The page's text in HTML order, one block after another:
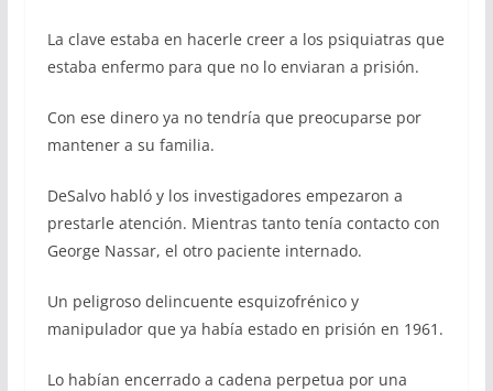
La clave estaba en hacerle creer a los psiquiatras que
estaba enfermo para que no lo enviaran a prisión.
Con ese dinero ya no tendría que preocuparse por
mantener a su familia.
DeSalvo habló y los investigadores empezaron a
prestarle atención. Mientras tanto tenía contacto con
George Nassar, el otro paciente internado.
Un peligroso delincuente esquizofrénico y
manipulador que ya había estado en prisión en 1961.
Lo habían encerrado a cadena perpetua por una